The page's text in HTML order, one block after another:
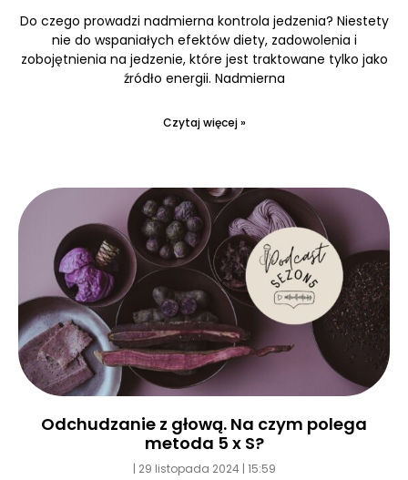
Do czego prowadzi nadmierna kontrola jedzenia? Niestety
nie do wspaniałych efektów diety, zadowolenia i
zobojętnienia na jedzenie, które jest traktowane tylko jako
źródło energii. Nadmierna
Czytaj więcej »
Odchudzanie z głową. Na czym polega
metoda 5 x S?
29 listopada 2024 15:59